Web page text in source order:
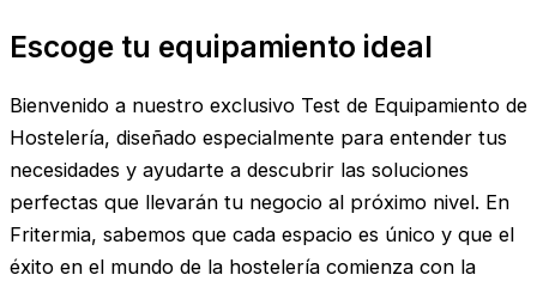
Escoge tu equipamiento ideal
Bienvenido a nuestro exclusivo Test de Equipamiento de
Hostelería, diseñado especialmente para entender tus
necesidades y ayudarte a descubrir las soluciones
perfectas que llevarán tu negocio al próximo nivel. En
Fritermia, sabemos que cada espacio es único y que el
éxito en el mundo de la hostelería comienza con la